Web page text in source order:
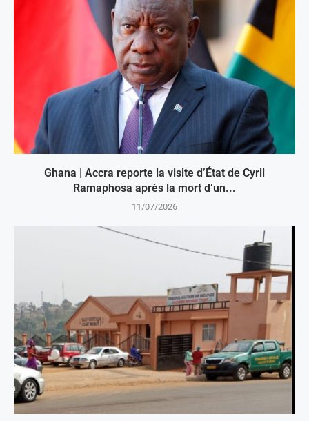
Ghana | Accra reporte la visite d’État de Cyril
Ramaphosa après la mort d’un...
11/07/2026